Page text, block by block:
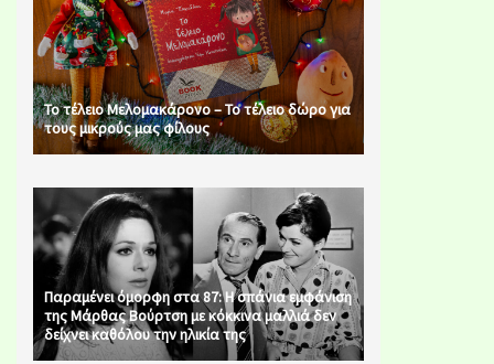
Το τέλειο Μελομακάρονο – Το τέλειο δώρο για
τους μικρούς μας φίλους
Παραμένει όμορφη στα 87: Η σπάνια εμφάνιση
της Μάρθας Βούρτση με κόκκινα μαλλιά δεν
δείχνει καθόλου την ηλικία της